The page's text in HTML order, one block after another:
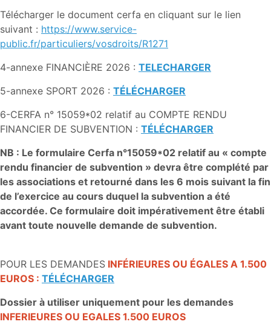
Télécharger le document cerfa en cliquant sur le lien
suivant : https://www.service-
public.fr/particuliers/vosdroits/R1271
4-annexe FINANCIÈRE 2026 : TELECHARGER
5-annexe SPORT 2026 : TÉLÉCHARGER
6-CERFA n° 15059*02 relatif au COMPTE RENDU
FINANCIER DE SUBVENTION : TÉLÉCHARGER
NB : Le formulaire Cerfa n°15059*02 relatif au « compte
rendu financier de subvention » devra être complété par
les associations et retourné dans les 6 mois suivant la fin
de l’exercice au cours duquel la subvention a été
accordée. Ce formulaire doit impérativement être établi
avant toute nouvelle demande de subvention.
POUR LES DEMANDES INFÉRIEURES OU ÉGALES A 1.500
EUROS : TÉLÉCHARGER
Dossier à utiliser uniquement pour les demandes
INFERIEURES OU EGALES 1.500 EUROS